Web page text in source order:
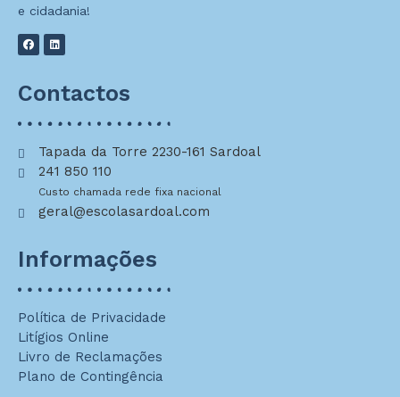
e cidadania!
Contactos
Tapada da Torre 2230-161 Sardoal
241 850 110
Custo chamada rede fixa nacional
geral@escolasardoal.com
Informações
Política de Privacidade
Litígios Online
Livro de Reclamações
Plano de Contingência